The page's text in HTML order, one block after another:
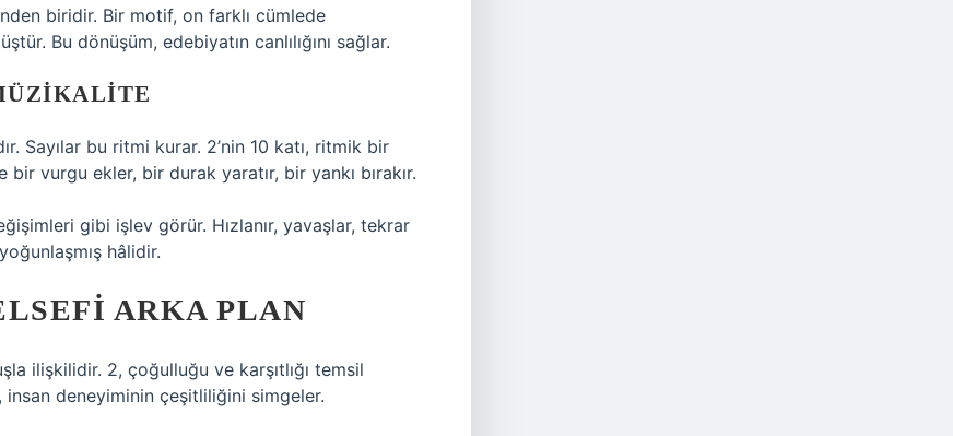
biridir. Bir motif, on farklı cümlede
Bu dönüşüm, edebiyatın canlılığını sağlar.
Sayılar bu ritmi kurar. 2’nin 10 katı, ritmik bir
vurgu ekler, bir durak yaratır, bir yankı bırakır.
gibi işlev görür. Hızlanır, yavaşlar, tekrar
hâlidir.
ARKA PLAN
ilişkilidir. 2, çoğulluğu ve karşıtlığı temsil
deneyiminin çeşitliliğini simgeler.